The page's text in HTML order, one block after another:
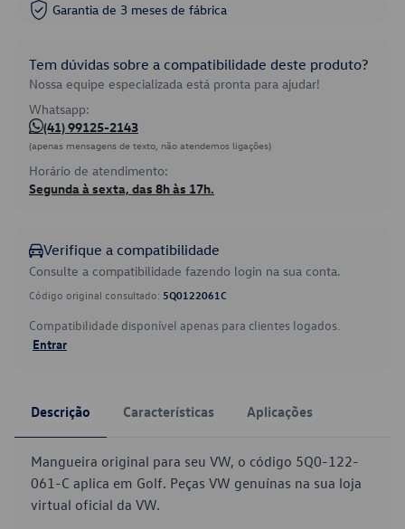
Garantia de 3 meses de fábrica
Tem dúvidas sobre a compatibilidade deste produto?
Nossa equipe especializada está pronta para ajudar!
Whatsapp:
(41) 99125-2143
(apenas mensagens de texto, não atendemos ligações)
Horário de atendimento:
Segunda à sexta, das 8h às 17h.
Verifique a compatibilidade
Consulte a compatibilidade fazendo login na sua conta.
Código original consultado: 5Q0122061C
Compatibilidade disponível apenas para clientes logados.
Entrar
Descrição Características Aplicações
Mangueira original para seu VW, o código 5Q0-122-
061-C aplica em Golf. Peças VW genuínas na sua loja
virtual oficial da VW.